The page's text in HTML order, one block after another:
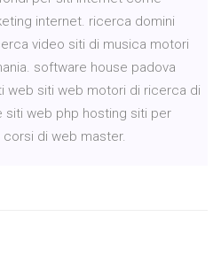
internet. ricerca domini
video siti di musica motori
software house padova
web siti web motori di ricerca di
siti web php hosting siti per
di web master.